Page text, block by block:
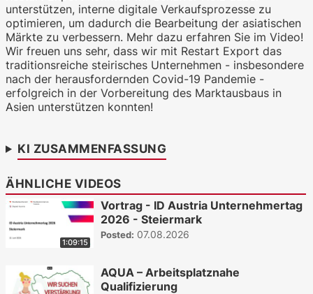
unterstützen, interne digitale Verkaufsprozesse zu
optimieren, um dadurch die Bearbeitung der asiatischen
Märkte zu verbessern. Mehr dazu erfahren Sie im Video!
Wir freuen uns sehr, dass wir mit Restart Export das
traditionsreiche steirisches Unternehmen - insbesondere
nach der herausfordernden Covid-19 Pandemie -
erfolgreich in der Vorbereitung des Marktausbaus in
Asien unterstützen konnten!
KI ZUSAMMENFASSUNG
ÄHNLICHE VIDEOS
1:09:15
Vortrag - ID Austria Unternehmertag
2026 - Steiermark
Posted: 07.08.2026
AQUA – Arbeitsplatznahe
Qualifizierung